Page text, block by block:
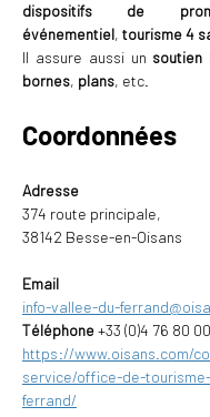
dispositifs de
événementiel, tourisme 4
Il assure aussi un soutien
bornes, plans, etc.
Coordonnées
Adresse
374 route principale,
38142 Besse-en-Oisans
Email
info-vallee-du-
Téléphone +33 (0)4 76 80
https://www.oisans.com/
service/office-de-
ferrand/